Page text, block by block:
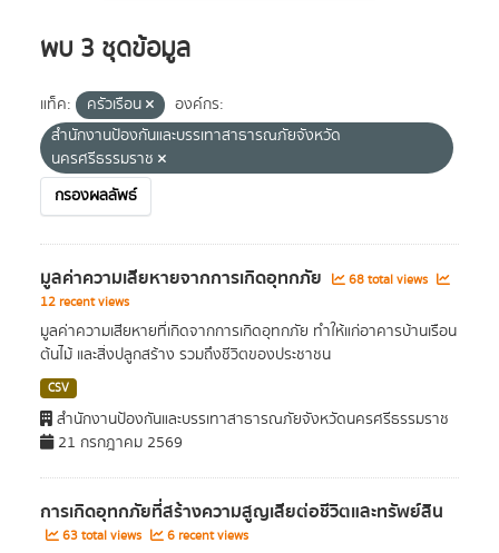
พบ 3 ชุดข้อมูล
แท็ค: ครัวเรือน
องค์กร:
สำนักงานป้องกันและบรรเทาสาธารณภัยจังหวัด
นครศรีธรรมราช
กรองผลลัพธ์
มูลค่าความเสียหายจากการเกิดอุทกภัย
68 total views
12 recent views
มูลค่าความเสียหายที่เกิดจากการเกิดอุทกภัย ทำให้แก่อาคารบ้านเรือน
ต้นไม้ และสิ่งปลูกสร้าง รวมถึงชีวิตของประชาชน
CSV
สำนักงานป้องกันและบรรเทาสาธารณภัยจังหวัดนครศรีธรรมราช
21 กรกฎาคม 2569
การเกิดอุทกภัยที่สร้างความสูญเสียต่อชีวิตและทรัพย์สิน
63 total views 6 recent views